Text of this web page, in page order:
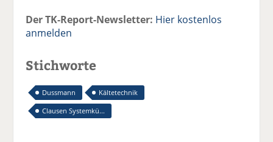
Der TK-Report-Newsletter: Hier kostenlos
anmelden
Stichworte
Dussmann
Kältetechnik
Clausen Systemkü...